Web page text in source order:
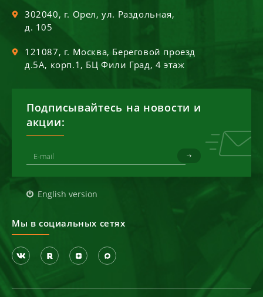
302040, г. Орел,ул. Раздольная,
д. 105
121087, г. Москва, Береговой проезд
д.5А, корп.1, БЦ Фили Град, 4 этаж
Подписывайтесь на новости и
акции:
English version
Мы в социальных сетях